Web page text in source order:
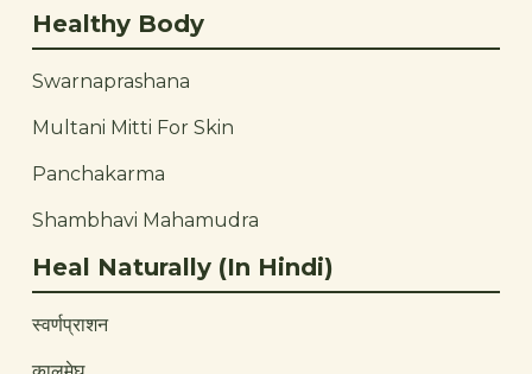
Healthy Body
Swarnaprashana
Multani Mitti For Skin
Panchakarma
Shambhavi Mahamudra
Heal Naturally (In Hindi)
स्वर्णप्राशन